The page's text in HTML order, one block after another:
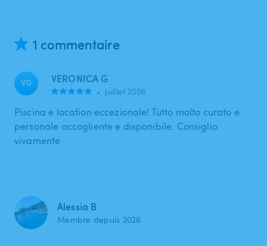
1 commentaire
VG VERONICA G
• juillet 2026
Piscina e location eccezionale! Tutto molto curato e
personale accogliente e disponibile. Consiglio
vivamente
Alessia B
Membre depuis 2026